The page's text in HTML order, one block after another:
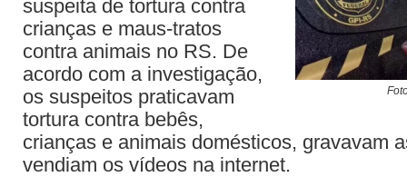
suspeita de tortura contra
crianças e maus-tratos
contra animais no RS. De
acordo com a investigação,
os suspeitos praticavam
tortura contra bebês,
crianças e animais domésticos, gravavam
vendiam os vídeos na internet.